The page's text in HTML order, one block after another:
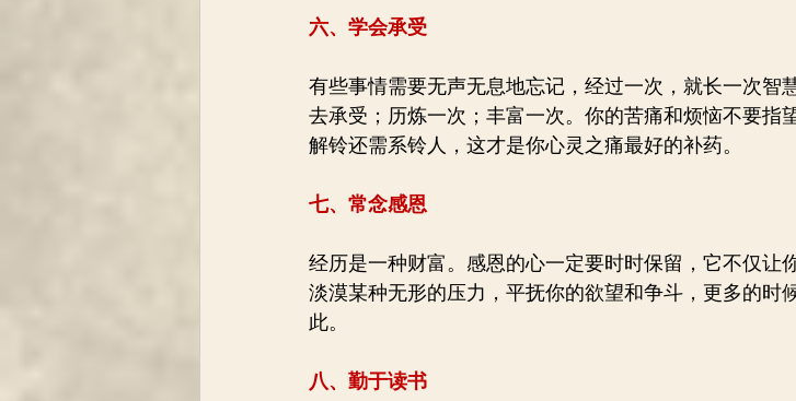
六、学会承受
有些事情需要无声无息地忘记，经过一次，就长一次智
去承受；历炼一次；丰富一次。你的苦痛和烦恼不要指
解铃还需系铃人，这才是你心灵之痛最好的补药。
七、常念感恩
经历是一种财富。感恩的心一定要时时保留，它不仅让
淡漠某种无形的压力，平抚你的欲望和争斗，更多的时
此。
八、勤于读书